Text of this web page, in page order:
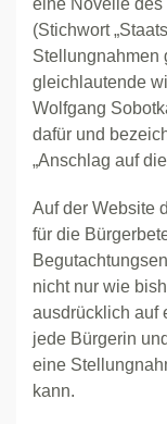
eine Novelle
(Stichwort
Stellungnahmen
gleichlautende
Wolfgang
dafür und
„Anschlag auf
Auf der Website
für die
nicht nur wie
ausdrücklich auf
jede Bürgerin
eine
kann.